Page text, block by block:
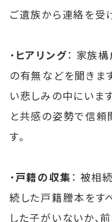
ご遺族から連絡を受
・ ヒアリング： 家族
の有無などを聞きま
い悲しみの中にいま
と共感の姿勢で信頼
す。
・戸籍の収集 ： 被相
続した戸籍謄本をす
した子がいないか、